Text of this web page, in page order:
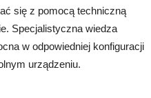
się z pomocą techniczną
Specjalistyczna wiedza
w odpowiedniej konfiguracji
urządzeniu.